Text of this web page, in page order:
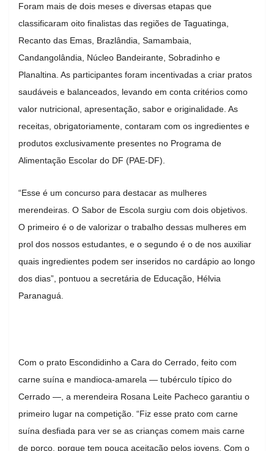
Foram mais de dois meses e diversas etapas que
classificaram oito finalistas das regiões de Taguatinga,
Recanto das Emas, Brazlândia, Samambaia,
Candangolândia, Núcleo Bandeirante, Sobradinho e
Planaltina. As participantes foram incentivadas a criar pratos
saudáveis e balanceados, levando em conta critérios como
valor nutricional, apresentação, sabor e originalidade. As
receitas, obrigatoriamente, contaram com os ingredientes e
produtos exclusivamente presentes no Programa de
Alimentação Escolar do DF (PAE-DF).
“Esse é um concurso para destacar as mulheres
merendeiras. O Sabor de Escola surgiu com dois objetivos.
O primeiro é o de valorizar o trabalho dessas mulheres em
prol dos nossos estudantes, e o segundo é o de nos auxiliar
quais ingredientes podem ser inseridos no cardápio ao longo
dos dias”, pontuou a secretária de Educação, Hélvia
Paranaguá.
Com o prato Escondidinho a Cara do Cerrado, feito com
carne suína e mandioca-amarela — tubérculo típico do
Cerrado —, a merendeira Rosana Leite Pacheco garantiu o
primeiro lugar na competição. “Fiz esse prato com carne
suína desfiada para ver se as crianças comem mais carne
de porco, porque tem pouca aceitação pelos jovens. Com o